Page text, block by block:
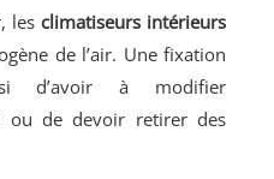
les climatiseurs intérieurs
de l’air. Une fixation
d’avoir à modifier
ou de devoir retirer des